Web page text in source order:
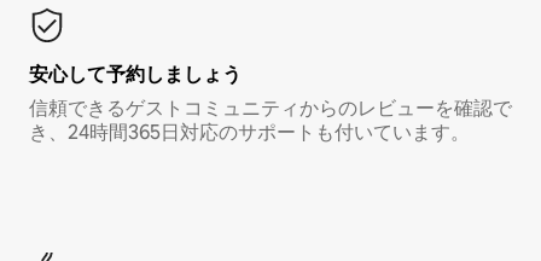
安心して予約しましょう
信頼できるゲストコミュニティからのレビューを確認で
き、24時間365日対応のサポートも付いています。